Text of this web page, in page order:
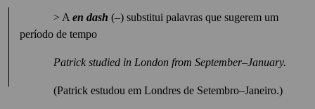
> A en dash (–) substitui palavras que sugerem um
período de tempo
Patrick studied in London from September–January.
(Patrick estudou em Londres de Setembro–Janeiro.)